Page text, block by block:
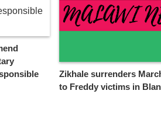
Zikhale surrenders
to Freddy victims in